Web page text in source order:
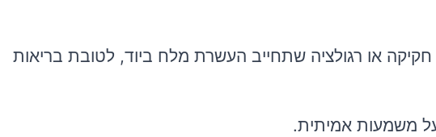
או רגולציה שתחייב העשרת מלח ביוד, לטובת בריאות
משמעות אמיתית.